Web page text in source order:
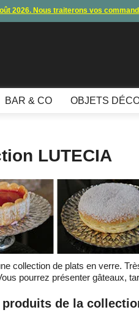
2026. Nous traiterons vos
bancaire et paypal ne fonctionnent
BAR & CO OBJETS
LUTECIA
collection de plats en verre.
pourrez présenter gâteaux,
de la